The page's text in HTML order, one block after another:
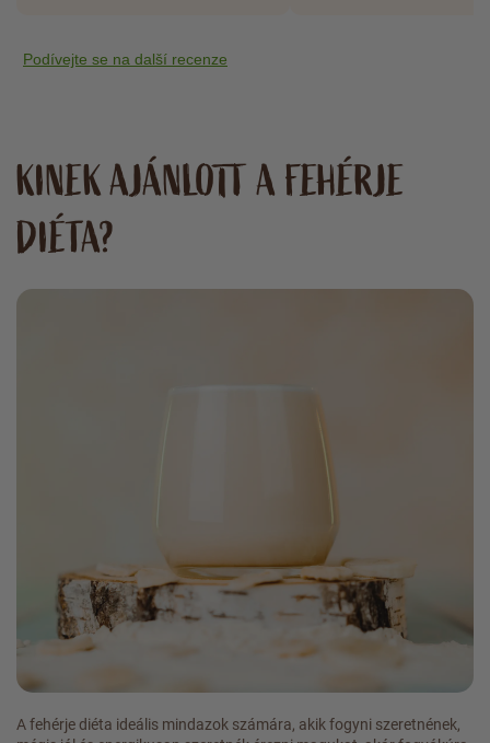
Podívejte se na další recenze
KINEK AJÁNLOTT A FEHÉRJE
DIÉTA?
A fehérje diéta ideális mindazok számára, akik fogyni szeretnének,